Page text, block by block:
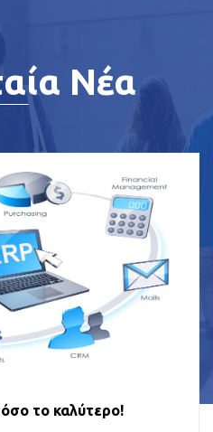
Νέα
το καλύτερο!